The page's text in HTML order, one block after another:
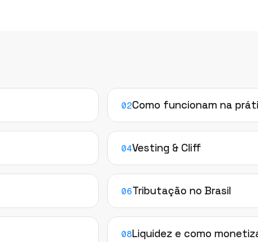
02Como funcionam na
04Vesting & Cliff
06Tributação no Brasil
08Liquidez e como